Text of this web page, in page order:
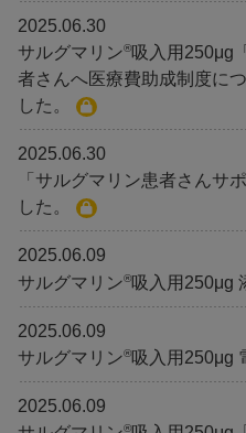
2025.06.30
サルグマリン®吸入用250μg
者さんへ医療費助成制度に
した。
2025.06.30
「サルグマリン患者さんサ
した。
2025.06.09
サルグマリン®吸入用250μg
2025.06.09
サルグマリン®吸入用250μg
2025.06.09
®